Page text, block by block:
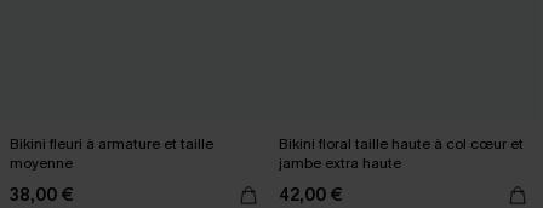
Bikini fleuri à armature et taille
moyenne
38,00 €
Bikini floral taille haute à col cœur et
jambe extra haute
42,00 €